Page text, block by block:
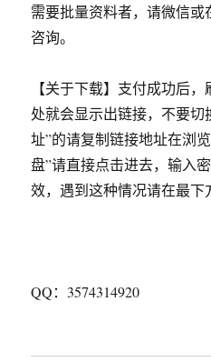
需要批量资料者，请微信
咨询。
【关于下载】支付成功后
处就会显示出链接，不要
址”的请复制链接地址在浏
盘”请直接点击进去，输入
效，遇到这种情况请在最下
QQ：3574314920